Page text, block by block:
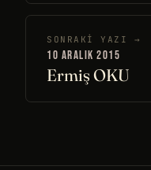
SONRAKI YAZI →
10 ARALIK 2015
Ermiş OKU